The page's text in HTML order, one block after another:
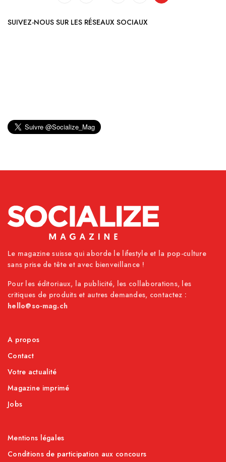
SUIVEZ-NOUS SUR LES RÉSEAUX SOCIAUX
Le magazine suisse qui aborde le lifestyle et la pop-culture
sans prise de tête et avec bienveillance !
Pour les éditoriaux, la publicité, les collaborations, les
critiques de produits et autres demandes, contactez :
hello@so-mag.ch
A propos
Contact
Votre actualité
Magazine imprimé
Jobs
Mentions légales
Conditions de participation aux concours